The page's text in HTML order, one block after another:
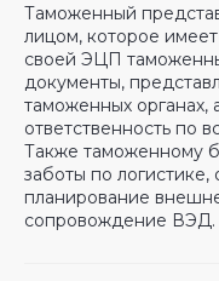
Таможенный
лицом, которое
своей ЭЦП
документы,
таможенных органах,
ответственность по
Также таможенному
заботы по
планирование
сопровождение ВЭД.